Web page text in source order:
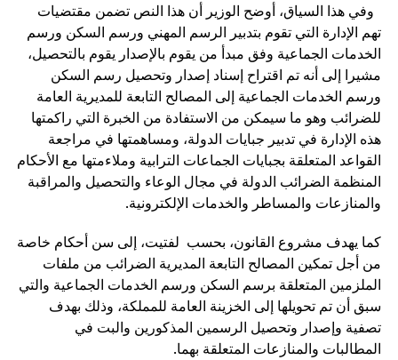
وفي هذا السياق، أوضح الوزير أن هذا النص تضمن مقتضيات
تهم الإدارة التي تقوم بتدبير الرسم المهني ورسم السكن ورسم
الخدمات الجماعية وفق مبدأ من يقوم بالإصدار يقوم بالتحصيل،
مشيرا إلى أنه تم اقتراح إسناد إصدار وتحصيل رسم السكن
ورسم الخدمات الجماعية إلى المصالح التابعة للمديرية العامة
للضرائب وهو ما سيمكن من الاستفادة من الخبرة التي راكمتها
هذه الإدارة في تدبير جبايات الدولة، ومساهمتها في مراجعة
القواعد المتعلقة بجبايات الجماعات الترابية وملاءمتها مع الأحكام
المنظمة الضرائب الدولة في مجال الوعاء والتحصيل والمراقبة
والمنازعات والمساطر والخدمات الإلكترونية.
كما يهدف مشروع القانون، بحسب لفتيت، إلى سن أحكام خاصة
من أجل تمكين المصالح التابعة المديرية الضرائب من ملفات
الملزمين المتعلقة برسم السكن ورسم الخدمات الجماعية والتي
سبق أن تم تحويلها إلى الخزينة العامة للمملكة، وذلك بهدف
تصفية وإصدار وتحصيل الرسمين المذكورين والبت في
المطالبات والمنازعات المتعلقة بهما.